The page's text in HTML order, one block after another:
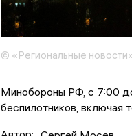
© «Региональные
Минобороны РФ, с 7:00
беспилотников, включая